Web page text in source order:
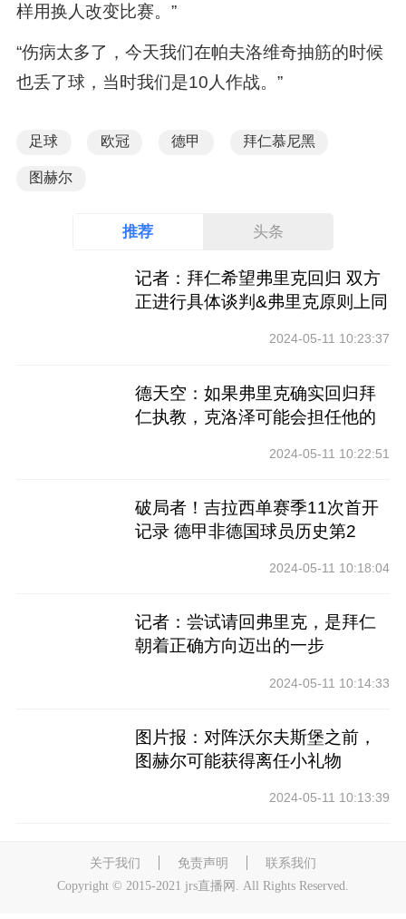
样用换人改变比赛。”
“伤病太多了，今天我们在帕夫洛维奇抽筋的时候
也丢了球，当时我们是10人作战。”
足球 欧冠 德甲 拜仁慕尼黑
图赫尔
推荐 头条
记者：拜仁希望弗里克回归 双方
正进行具体谈判&弗里克原则上同
2024-05-11 10:23:37
德天空：如果弗里克确实回归拜
仁执教，克洛泽可能会担任他的
2024-05-11 10:22:51
破局者！吉拉西单赛季11次首开
记录 德甲非德国球员历史第2
2024-05-11 10:18:04
记者：尝试请回弗里克，是拜仁
朝着正确方向迈出的一步
2024-05-11 10:14:33
图片报：对阵沃尔夫斯堡之前，
图赫尔可能获得离任小礼物
2024-05-11 10:13:39
关于我们 免责声明
联系我们
Copyright © 2015-2021 jrs直播网. All Rights Reserved.